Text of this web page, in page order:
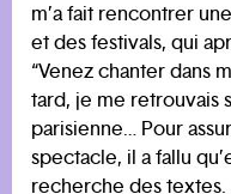
m’a fait rencontrer
et des festivals, qui
“Venez chanter dans
tard, je me retrouvais
parisienne… Pour
spectacle, il a fallu
recherche des textes.